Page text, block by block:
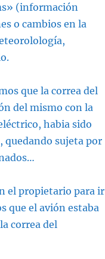
(información
o cambios en la
que la correa del
del mismo con la
habia sido
quedando sujeta por
el propietario para ir
que el avión estaba
correa del